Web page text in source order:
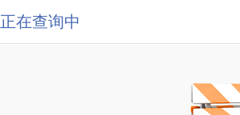
正在查询中